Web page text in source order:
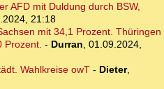
AFD mit Duldung durch BSW,
21:18
mit 34,1 Prozent. Thüringen
Prozent. - Durran, 01.09.2024,
Wahlkreise owT- Dieter,